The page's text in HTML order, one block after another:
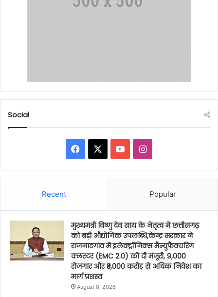
Social
Facebook YouTubeInstagram
Recent Popular
मुख्यमंत्री विष्णु देव साय के नेतृत्व में छत्तीसगढ़
को बड़ी औद्योगिक उपलब्धि,केन्द्र सरकार ने
राजनांदगांव में इलेक्ट्रॉनिक्स मैन्युफैक्चरिंग
क्लस्टर (EMC 2.0) को दी मंजूरी, 9,000
रोजगार और ₹3,000 करोड़ से अधिक निवेश का
मार्ग प्रशस्त
August 8, 2026